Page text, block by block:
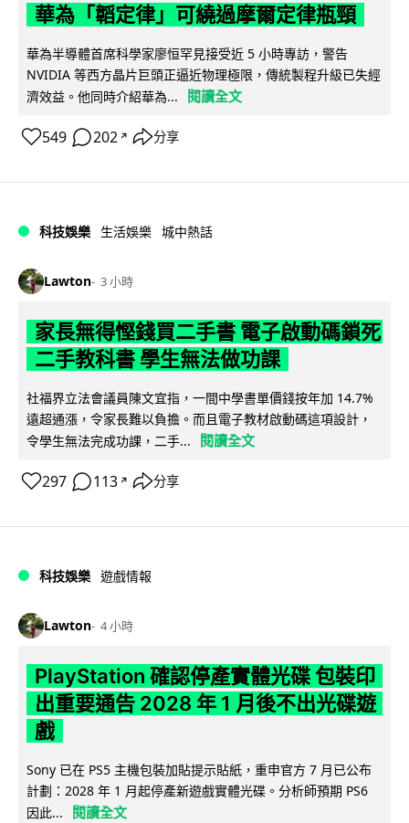
華為「韜定律」可繞過摩爾定律瓶頸
華為半導體首席科學家廖恒罕見接受近 5 小時專訪，警告
NVIDIA 等西方晶片巨頭正逼近物理極限，傳統製程升級已失經
濟效益。他同時介紹華為...
閱讀全文
549 202 ↗ 分享
科技娛樂 生活娛樂 城中熱話
Lawton 3 小時
家長無得慳錢買二手書 電子啟動碼鎖死
二手教科書 學生無法做功課
社福界立法會議員陳文宜指，一間中學書單價錢按年加 14.7%
遠超通漲，令家長難以負擔。而且電子教材啟動碼這項設計，
令學生無法完成功課，二手...
閱讀全文
297 113 ↗ 分享
科技娛樂 遊戲情報
Lawton 4 小時
PlayStation 確認停產實體光碟 包裝印
出重要通告 2028 年 1 月後不出光碟遊
戲
Sony 已在 PS5 主機包裝加貼提示貼紙，重申官方 7 月已公布
計劃：2028 年 1 月起停產新遊戲實體光碟。分析師預期 PS6
因此...
閱讀全文